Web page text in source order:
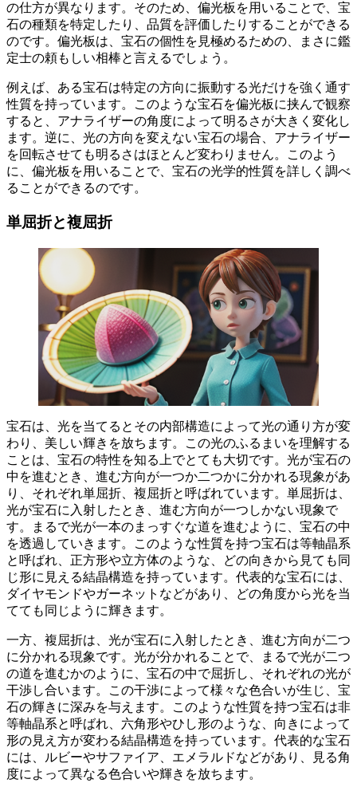
の仕方が異なります。そのため、偏光板を用いることで、宝
石の種類を特定したり、品質を評価したりすることができる
のです。 偏光板は、宝石の個性を見極めるための、まさに鑑
定士の頼もしい相棒と言えるでしょう。
例えば、ある宝石は特定の方向に振動する光だけを強く通す
性質を持っています。このような宝石を偏光板に挟んで観察
すると、アナライザーの角度によって明るさが大きく変化し
ます。逆に、光の方向を変えない宝石の場合、アナライザー
を回転させても明るさはほとんど変わりません。このよう
に、偏光板を用いることで、宝石の光学的性質を詳しく調べ
ることができるのです。
単屈折と複屈折
宝石は、光を当てるとその内部構造によって光の通り方が変
わり、美しい輝きを放ちます。この光のふるまいを理解する
ことは、宝石の特性を知る上でとても大切です。光が宝石の
中を進むとき、進む方向が一つか二つかに分かれる現象があ
り、それぞれ単屈折、複屈折と呼ばれています。 単屈折は、
光が宝石に入射したとき、進む方向が一つしかない現象で
す。まるで光が一本のまっすぐな道を進むように、宝石の中
を透過していきます。このような性質を持つ宝石は等軸晶系
と呼ばれ、正方形や立方体のような、どの向きから見ても同
じ形に見える結晶構造を持っています。代表的な宝石には、
ダイヤモンドやガーネットなどがあり、どの角度から光を当
てても同じように輝きます。
一方、 複屈折は、光が宝石に入射したとき、進む方向が二つ
に分かれる現象です。光が分かれることで、まるで光が二つ
の道を進むかのように、宝石の中で屈折し、それぞれの光が
干渉し合います。この干渉によって様々な色合いが生じ、宝
石の輝きに深みを与えます。このような性質を持つ宝石は非
等軸晶系と呼ばれ、六角形やひし形のような、向きによって
形の見え方が変わる結晶構造を持っています。代表的な宝石
には、ルビーやサファイア、エメラルドなどがあり、見る角
度によって異なる色合いや輝きを放ちます。